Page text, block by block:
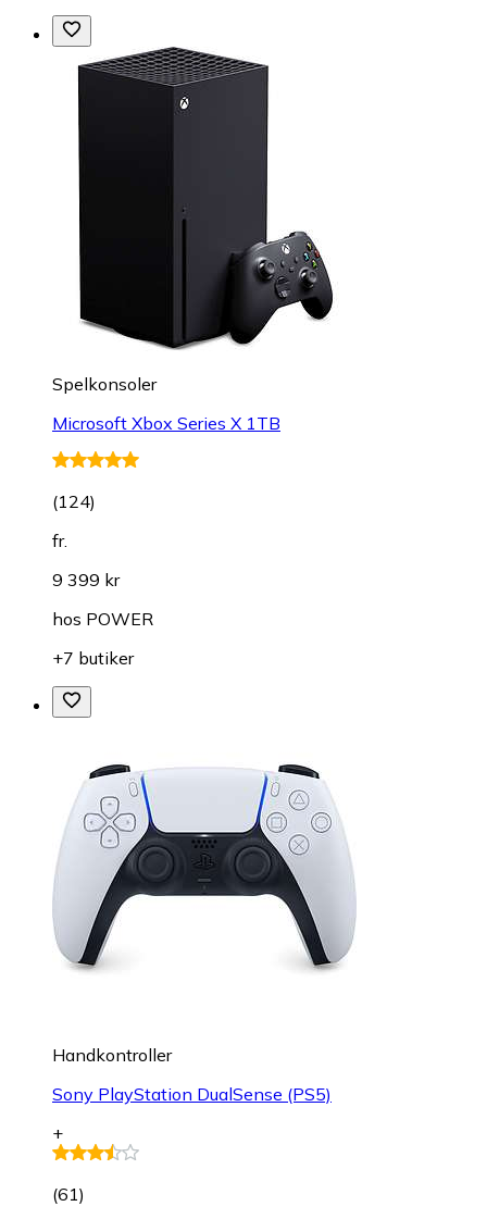
Spelkonsoler
Microsoft Xbox Series X 1TB
(124)
fr.
9 399 kr
hos POWER
+7 butiker
Handkontroller
Sony PlayStation DualSense (PS5)
+
(61)